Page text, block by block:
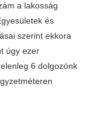
a lakosság
és
szerint ekkora
úgy ezer
6 dolgozónk